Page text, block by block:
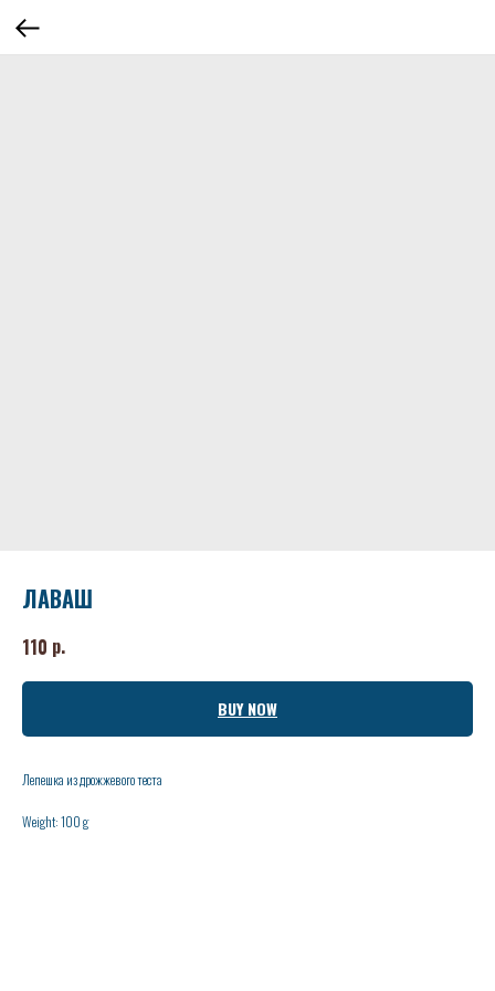
ЛАВАШ
110 р.
BUY NOW
Лепешка из дрожжевого теста
Weight: 100 g